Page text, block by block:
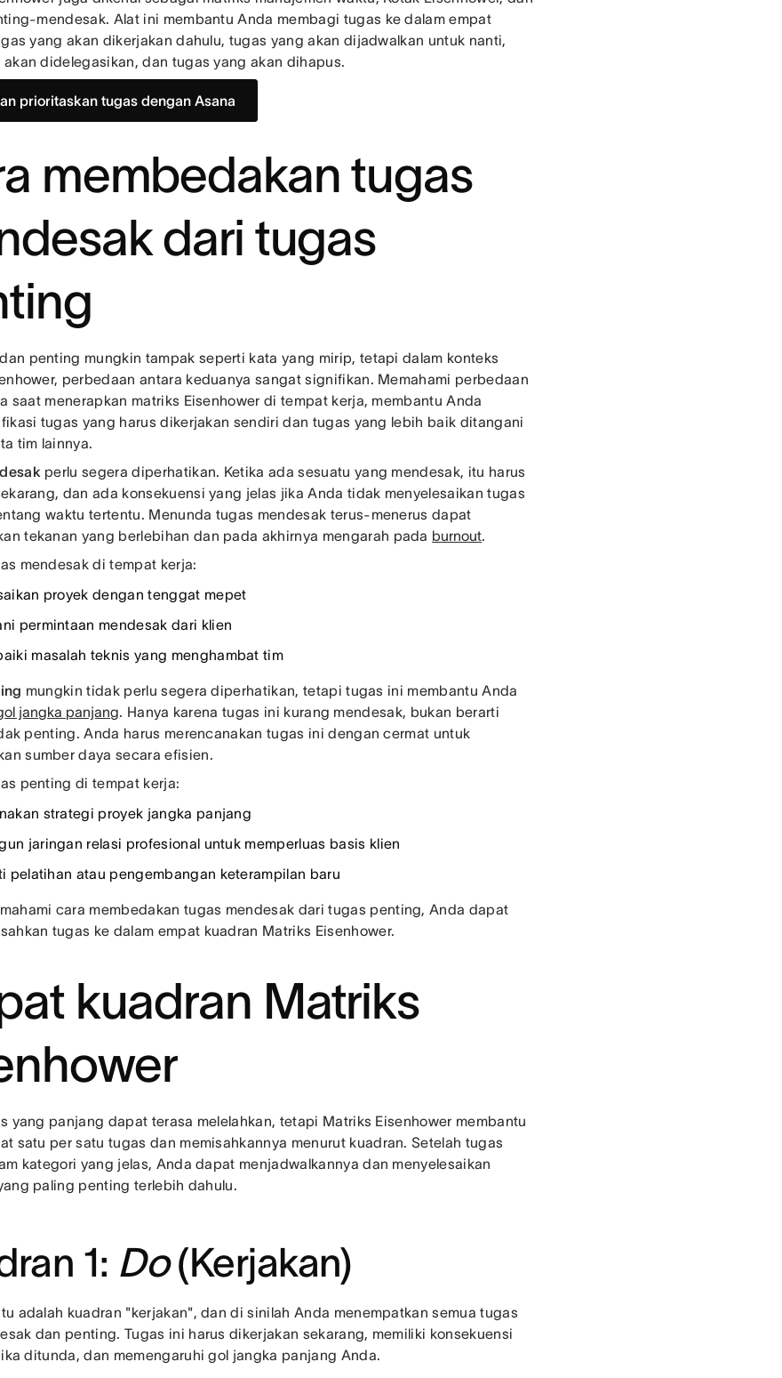
mendesak. Alat ini membantu Anda membagi tugas ke dalam empat
yang akan dikerjakan dahulu, tugas yang akan dijadwalkan untuk nanti,
didelegasikan, dan tugas yang akan dihapus.
prioritaskan tugas dengan Asana
membedakan tugas
dari tugas
penting mungkin tampak seperti kata yang mirip, tetapi dalam konteks
perbedaan antara keduanya sangat signifikan. Memahami perbedaan
saat menerapkan matriks Eisenhower di tempat kerja, membantu Anda
tugas yang harus dikerjakan sendiri dan tugas yang lebih baik ditangani
tim lainnya.
perlu segera diperhatikan. Ketika ada sesuatu yang mendesak, itu harus
dan ada konsekuensi yang jelas jika Anda tidak menyelesaikan tugas
waktu tertentu. Menunda tugas mendesak terus-menerus dapat
tekanan yang berlebihan dan pada akhirnya mengarah pada burnout.
mendesak di tempat kerja:
proyek dengan tenggat mepet
permintaan mendesak dari klien
masalah teknis yang menghambat tim
mungkin tidak perlu segera diperhatikan, tetapi tugas ini membantu Anda
jangka panjang. Hanya karena tugas ini kurang mendesak, bukan berarti
penting. Anda harus merencanakan tugas ini dengan cermat untuk
sumber daya secara efisien.
penting di tempat kerja:
strategi proyek jangka panjang
jaringan relasi profesional untuk memperluas basis klien
pelatihan atau pengembangan keterampilan baru
cara membedakan tugas mendesak dari tugas penting, Anda dapat
tugas ke dalam empat kuadran Matriks Eisenhower.
kuadran Matriks
yang panjang dapat terasa melelahkan, tetapi Matriks Eisenhower membantu
satu per satu tugas dan memisahkannya menurut kuadran. Setelah tugas
kategori yang jelas, Anda dapat menjadwalkannya dan menyelesaikan
paling penting terlebih dahulu.
1: Do(Kerjakan)
adalah kuadran "kerjakan", dan di sinilah Anda menempatkan semua tugas
dan penting. Tugas ini harus dikerjakan sekarang, memiliki konsekuensi
ditunda, dan memengaruhi gol jangka panjang Anda.